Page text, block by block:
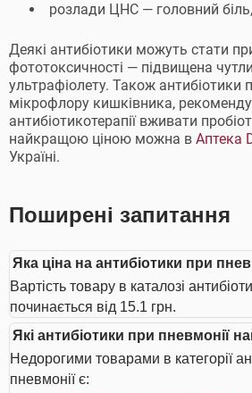
розлади ЦНС — головний
Деякі антибіотики можуть стати
фототоксичності — підвищена
ультрафіолету. Також антибіотики
мікрофлору кишківника,
антибіотикотерапії вживати
найкращою ціною можна в Аптека
Україні.
Поширені запитання
Яка ціна на антибіотики при
Вартість товару в каталозі
починається від 15.1 грн.
Які антибіотики при пневмонії
Недорогими товарами в категорії
пневмонії є: